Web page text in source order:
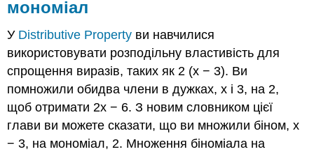
мономіал
У Distributive Property ви навчилися
використовувати розподільну властивість для
спрощення виразів, таких як 2 (x − 3). Ви
помножили обидва члени в дужках, x і 3, на 2,
щоб отримати 2x − 6. З новим словником цієї
глави ви можете сказати, що ви множили біном, x
− 3, на мономіал, 2. Множення біноміала на